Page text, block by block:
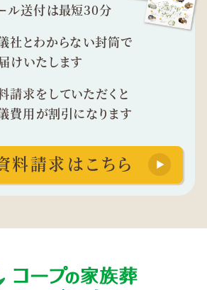
ル送付は最短30分
社とわからない封筒で
けいたします
請求をしていただくと
費用が割引になります
料請求はこちら